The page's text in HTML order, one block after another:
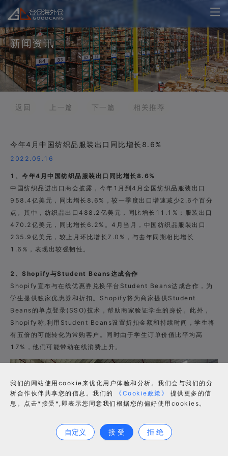
新闻资讯
返回 上一篇 下一篇 相关推荐
今年4月中国纺织品服装出口同比增长8.6%
2022.05.16
1、今年4月中国纺织品服装出口同比增长8.6%
中国纺织品进出口商会披露，今年1月到4月全国纺织品服装出口
958.4亿美元，同比增长8.6%，较一季度出口增速减少2.6个百分
点。其中，纺织品出口488.2亿美元，同比增长11.1%；服装出口
470.2亿美元，同比增长6.2%。4月当月，中国纺织品服装出口
235.9亿美元，较上月环比增长7.0%，与去年同期相比增长
1.6%，表现出较强韧性。
2、Shopify与Student Beans达成合作
Shopify宣布与在线优惠券兑换平台Student Beans达成合作，为
学生提供独家优惠券和折扣。Shopify将为商家提供Student
Beans的单点登录(SSO)技术，帮助商家验证学生的身份。此外，
Shopify称,利用Student Beans设置折扣金额和持续时间，学生将
有五倍的可能转化为常购客户。同时由于学生订单价值比平均高
17%，他们可能带动在线消费上升。
我们的网站使用cookie来优化用户体验和分析。我们会与我们的分
析合作伙伴共享您的信息。我们的
《Cookie政策》
提供更多的信
息。点击*接受*,即表示您同意我们根据您的偏好使用cookies。
自定义 接 受 拒 绝